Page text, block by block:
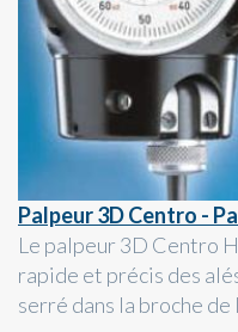
Palpeur 3D Centro -
Le palpeur 3D Centro
rapide et précis des
serré dans la broche de